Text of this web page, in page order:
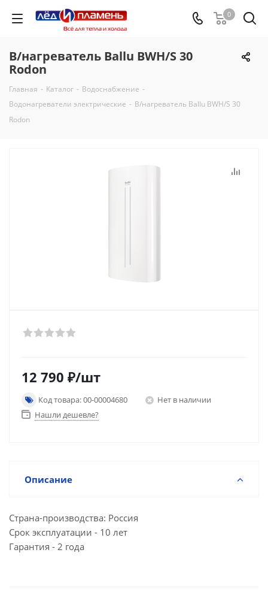
0
В/нагреватель Ballu BWH/S 30
Rodon
Главная - Каталог - Водоснабжение -
Водонагреватели электрические - В/нагреватель Ballu BWH/S 30
Rodon
12 790 ₽/шт
Код товара: 00-00004680
Нет в наличии
Нашли дешевле?
Описание
Страна-производства: Россия
Срок эксплуатации - 10 лет
Гарантия - 2 года